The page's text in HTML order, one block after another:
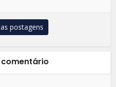
postagens
comentário